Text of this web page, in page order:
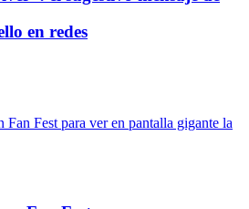
en redes